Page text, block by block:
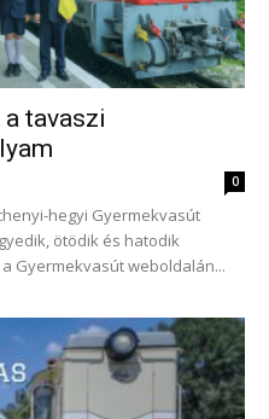
a tavaszi
0
hegyi Gyermekvasút
ötödik és hatodik
Gyermekvasút weboldalán...